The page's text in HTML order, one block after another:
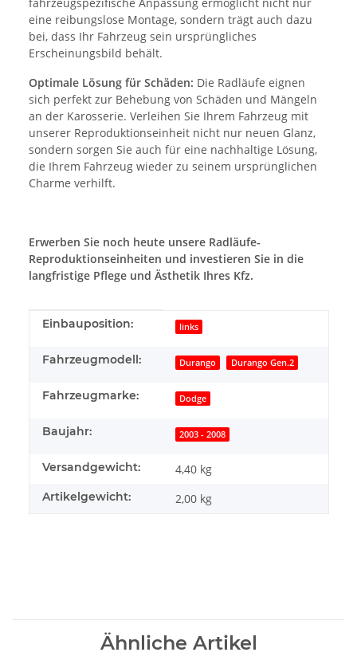
eine reibungslose Montage, sondern trägt auch dazu
bei, dass Ihr Fahrzeug sein ursprüngliches
Erscheinungsbild behält.
Optimale Lösung für Schäden: Die Radläufe eignen
sich perfekt zur Behebung von Schäden und Mängeln
an der Karosserie. Verleihen Sie Ihrem Fahrzeug mit
unserer Reproduktionseinheit nicht nur neuen Glanz,
sondern sorgen Sie auch für eine nachhaltige Lösung,
die Ihrem Fahrzeug wieder zu seinem ursprünglichen
Charme verhilft.
Erwerben Sie noch heute unsere Radläufe-
Reproduktionseinheiten und investieren Sie in die
langfristige Pflege und Ästhetik Ihres Kfz.
Produkteigenschaft
Wert
Einbauposition: links
Fahrzeugmodell: Durango Durango Gen.2
Fahrzeugmarke: Dodge
Baujahr: 2003 - 2008
Versandgewicht: 4,40 kg
Artikelgewicht: 2,00 kg
Ähnliche Artikel